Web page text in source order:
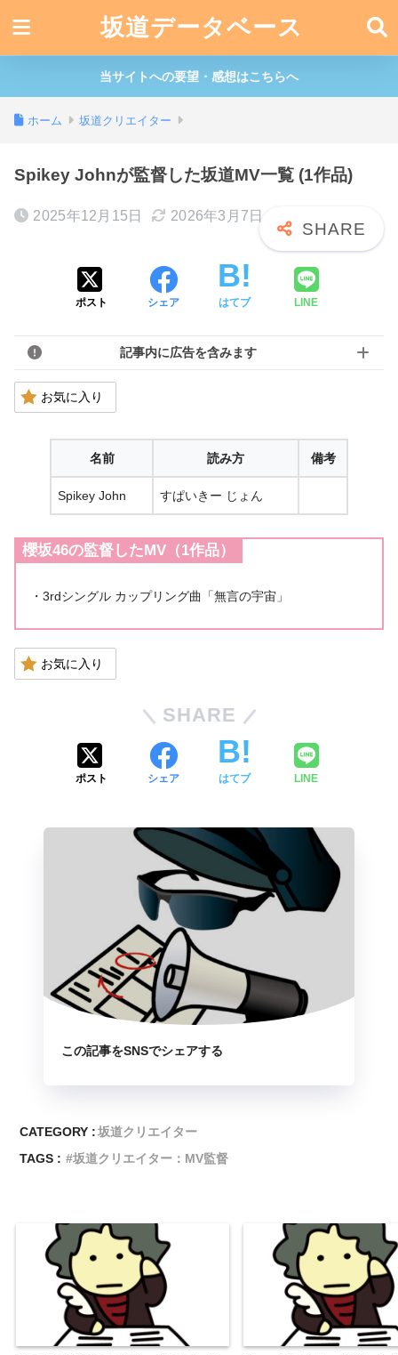
坂道データベース
当サイトへの要望・感想はこちらへ
ホーム 坂道クリエイター
Spikey Johnが監督した坂道MV一覧 (1作品)
2025年12月15日 2026年3月7日
ポスト シェア はてブ LINE
記事内に広告を含みます
お気に入り
名前 読み方 備考
Spikey John すぱいきー じょん
櫻坂46の監督したMV（1作品）
・3rdシングル カップリング曲「無言の宇宙」
お気に入り
SHARE
ポスト シェア はてブ LINE
この記事をSNSでシェアする
CATEGORY : 坂道クリエイター
TAGS :
坂道クリエイター：MV監督